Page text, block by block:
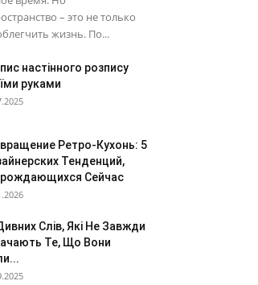
– это не только
жизнь. По...
настінного розпису
руками
Ретро-Кухонь: 5
Тенденций,
Сейчас
Слів, Які Не Завжди
Те, Що Вони